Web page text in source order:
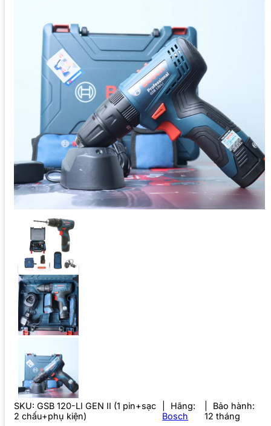
SKU: GSB 120-LI GEN II (1 pin+sạc
2 chấu+phụ kiện)
Hãng:
Bosch
Bảo hành:
12 tháng